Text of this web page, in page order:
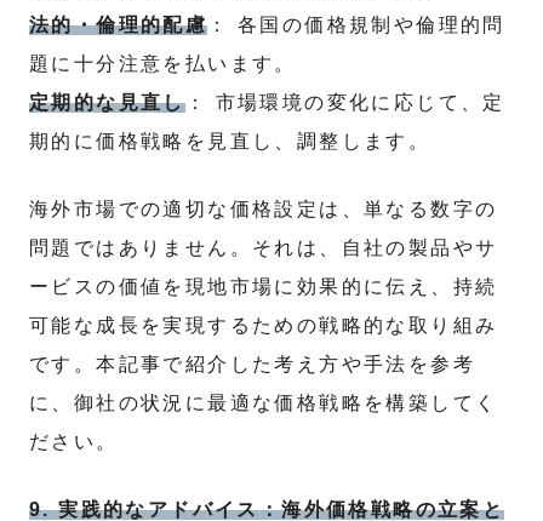
法的・倫理的配慮 ： 各国の価格規制や倫理的問
題に十分注意を払います。
定期的な見直し： 市場環境の変化に応じて、定
期的に価格戦略を見直し、調整します。
海外市場での適切な価格設定は、単なる数字の
問題ではありません。それは、自社の製品やサ
ービスの価値を現地市場に効果的に伝え、持続
可能な成長を実現するための戦略的な取り組み
です。本記事で紹介した考え方や手法を参考
に、御社の状況に最適な価格戦略を構築してく
ださい。
9. 実践的なアドバイス：海外価格戦略の立案と